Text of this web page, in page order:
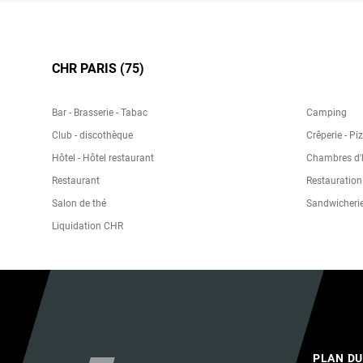
CHR PARIS (75)
Bar - Brasserie - Tabac
Camping
Club - discothèque
Crêperie -
Hôtel - Hôtel restaurant
Chambres
Restaurant
Salon de thé
Liquidation CHR
PLAN